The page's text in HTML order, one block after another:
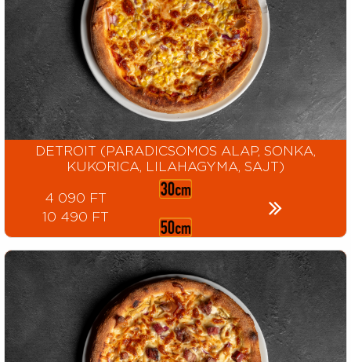
DETROIT (PARADICSOMOS ALAP, SONKA,
KUKORICA, LILAHAGYMA, SAJT)
4 090 FT
10 490 FT